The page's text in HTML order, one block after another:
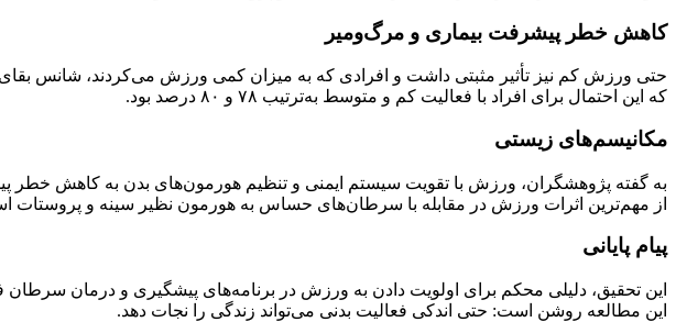
کاهش خطر پیشرفت بیماری و مرگ‌ومیر
که این احتمال برای افراد با فعالیت کم و متوسط به‌ترتیب ۷۸ و ۸۰ درصد بود.
مکانیسم‌های زیستی
به گفته پژوهشگران، ورزش با تقویت سیستم ایمنی و تنظیم هورمون‌های بدن به کاهش
از مهم‌ترین اثرات ورزش در مقابله با سرطان‌های حساس به هورمون نظیر سینه و پروستات
پیام پایانی
این تحقیق، دلیلی محکم برای اولویت دادن به ورزش در برنامه‌های پیشگیری و درمان
این مطالعه روشن است: حتی اندکی فعالیت بدنی می‌تواند زندگی را نجات دهد.